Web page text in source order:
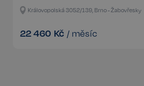
Královopolská 3052/139, Brno - Žabovřesky
22 460 Kč / měsíc